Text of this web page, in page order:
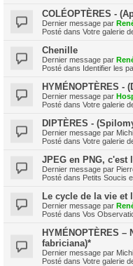
COLÉOPTÈRES -
Dernier message par
Posté dans Votre galerie
Chenille
Dernier message par
Posté dans Identifier les
HYMÉNOPTÈRES -
Dernier message par
Posté dans Votre galerie
DIPTÈRES -
Dernier message par Michi
Posté dans Votre galerie
JPEG en PNG, c'est
Dernier message par
Posté dans Petits Soucis
Le cycle de la vie et
Dernier message par
Posté dans Vos
HYMÉNOPTÈRES
fabriciana)*
Dernier message par Michi
Posté dans Votre galerie